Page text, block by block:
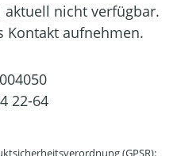
aktuell nicht verfügbar.
Kontakt aufnehmen.
22-64
(GPSR):